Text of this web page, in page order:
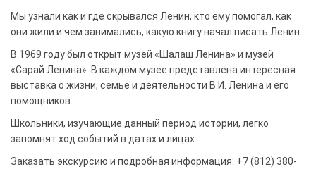
Мы узнали как и где скрывался Ленин, кто ему помогал, как
они жили и чем занимались, какую книгу начал писать Ленин.
В 1969 году был открыт музей «Шалаш Ленина» и музей
«Сарай Ленина». В каждом музее представлена интересная
выставка о жизни, семье и деятельности В.И. Ленина и его
помощников.
Школьники, изучающие данный период истории, легко
запомнят ход событий в датах и лицах.
Заказать экскурсию и подробная информация: +7 (812) 380-